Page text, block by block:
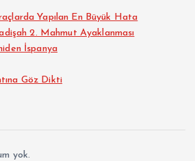
Yapılan En Büyük Hata
2. Mahmut Ayaklanması
İspanya
Göz Dikti
yok.